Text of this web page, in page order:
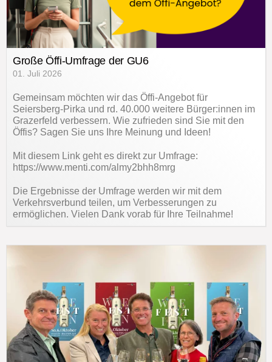
Große Öffi-Umfrage der GU6
01. Juli 2026
Gemeinsam möchten wir das Öffi-Angebot für
Seiersberg-Pirka und rd. 40.000 weitere Bürger:innen im
Grazerfeld verbessern. Wie zufrieden sind Sie mit den
Öffis? Sagen Sie uns Ihre Meinung und Ideen!
Mit diesem Link geht es direkt zur Umfrage:
https://www.menti.com/almy2bhh8mrg
Die Ergebnisse der Umfrage werden wir mit dem
Verkehrsverbund teilen, um Verbesserungen zu
ermöglichen. Vielen Dank vorab für Ihre Teilnahme!